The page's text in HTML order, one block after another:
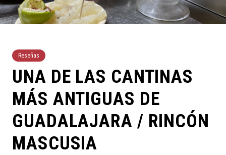
Reseñas
UNA DE LAS CANTINAS
MÁS ANTIGUAS DE
GUADALAJARA / RINCÓN
MASCUSIA